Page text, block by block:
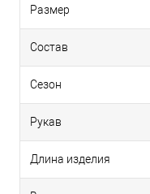
Размер
Состав
Сезон
Рукав
Длина изделия